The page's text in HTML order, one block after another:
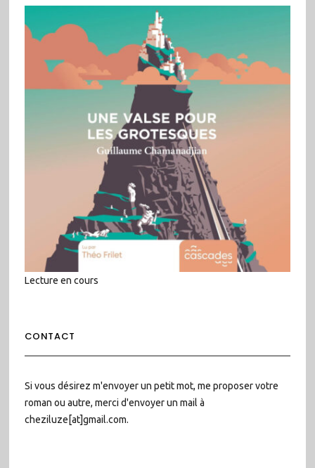
Lecture en cours
CONTACT
Si vous désirez m'envoyer un petit mot, me proposer votre
roman ou autre, merci d'envoyer un mail à
cheziluze[at]gmail.com.